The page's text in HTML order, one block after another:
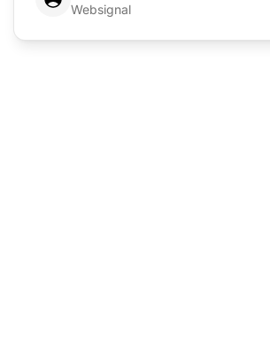
Websignal